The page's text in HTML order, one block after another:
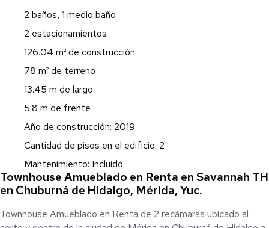
2 baños, 1 medio baño
2 estacionamientos
126.04 m² de construcción
78 m² de terreno
13.45 m de largo
5.8 m de frente
Año de construcción: 2019
Cantidad de pisos en el edificio: 2
Mantenimiento: Incluido
Townhouse Amueblado en Renta en Savannah TH
en Chuburná de Hidalgo, Mérida, Yuc.
Townhouse Amueblado en Renta de 2 recámaras ubicado al